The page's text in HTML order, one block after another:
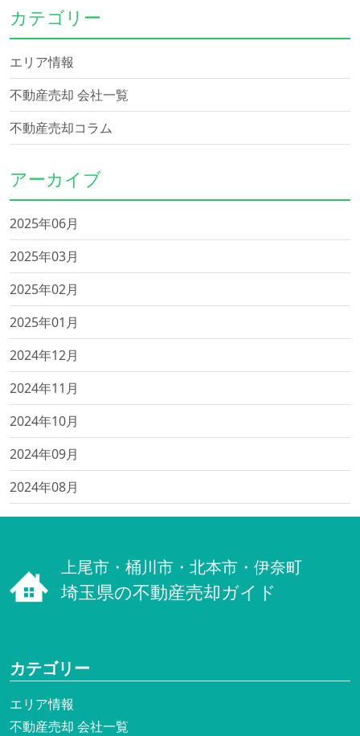
カテゴリー
エリア情報
不動産売却 会社一覧
不動産売却コラム
アーカイブ
2025年06月
2025年03月
2025年02月
2025年01月
2024年12月
2024年11月
2024年10月
2024年09月
2024年08月
上尾市・桶川市・北本市・伊奈町
埼玉県の不動産売却ガイド
カテゴリー
エリア情報
不動産売却 会社一覧